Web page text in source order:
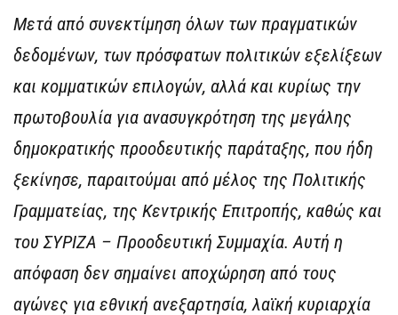
Μετά από συνεκτίμηση όλων των πραγματικών
δεδομένων, των πρόσφατων πολιτικών εξελίξεων
και κομματικών επιλογών, αλλά και κυρίως την
πρωτοβουλία για ανασυγκρότηση της μεγάλης
δημοκρατικής προοδευτικής παράταξης, που ήδη
ξεκίνησε, παραιτούμαι από μέλος της Πολιτικής
Γραμματείας, της Κεντρικής Επιτροπής, καθώς και
του ΣΥΡΙΖΑ – Προοδευτική Συμμαχία. Αυτή η
απόφαση δεν σημαίνει αποχώρηση από τους
αγώνες για εθνική ανεξαρτησία, λαϊκή κυριαρχία